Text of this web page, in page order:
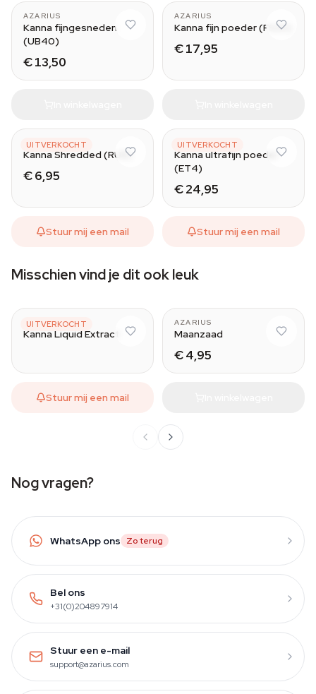
AZARIUS
Kanna fijngesneden
(UB40)
€ 13,50
AZARIUS
Kanna fijn poeder (FS20)
€ 17,95
UITVERKOCHT
AZARIUS
Kanna Shredded (RU8)
€ 6,95
Stuur mij een mail
UITVERKOCHT
AZARIUS
Kanna ultrafijn poeder
(ET4)
€ 24,95
Stuur mij een mail
Misschien vind je dit ook leuk
UITVERKOCHT
AZARIUS
Kanna Liquid Extract
Stuur mij een mail
AZARIUS
Maanzaad
€ 4,95
Nog vragen?
WhatsApp ons Zo terug
Bel ons
+31(0)204897914
Stuur een e-mail
support@azarius.com